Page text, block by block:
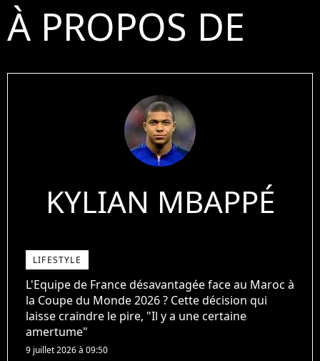
À PROPOS DE
KYLIAN MBAPPÉ
LIFESTYLE
L'Equipe de France désavantagée face au Maroc à
la Coupe du Monde 2026 ? Cette décision qui
laisse craindre le pire, "Il y a une certaine
amertume"
9 juillet 2026 à 09:50